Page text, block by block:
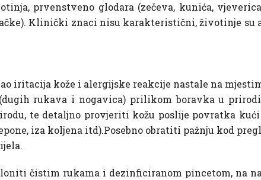
prvenstveno glodara (zečeva, kunića,
Klinički znaci nisu karakteristični, životinje su
iritacija kože i alergijske reakcije nastale na
rukava i nogavica) prilikom boravka u
te detaljno provjeriti kožu poslije povratka kući
iza koljena itd).Posebno obratiti pažnju kod
čistim rukama i dezinficiranom pincetom, na